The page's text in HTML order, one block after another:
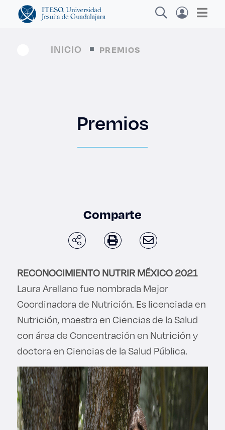
Enlaces de interés
Becas
CRUCE
Derecho
Lo más buscado
INICIO PREMIOS
Premios
Comparte
RECONOCIMIENTO NUTRIR MÉXICO 2021
Laura Arellano fue nombrada Mejor
Coordinadora de Nutrición. Es licenciada en
Nutrición, maestra en Ciencias de la Salud
con área de Concentración en Nutrición y
doctora en Ciencias de la Salud Pública.